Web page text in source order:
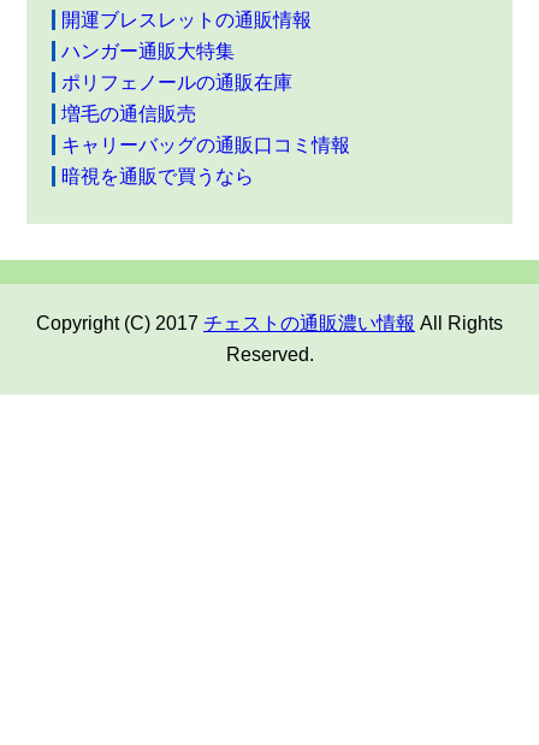
開運ブレスレットの通販情報
ハンガー通販大特集
ポリフェノールの通販在庫
増毛の通信販売
キャリーバッグの通販口コミ情報
暗視を通販で買うなら
Copyright (C) 2017 チェストの通販濃い情報 All Rights
Reserved.